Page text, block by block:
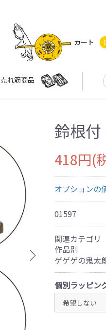
カート
売れ筋商品
鈴根付
418円(
オプションの
01597
関連カテゴリ
作品別
ゲゲゲの鬼太
個別ラッピン